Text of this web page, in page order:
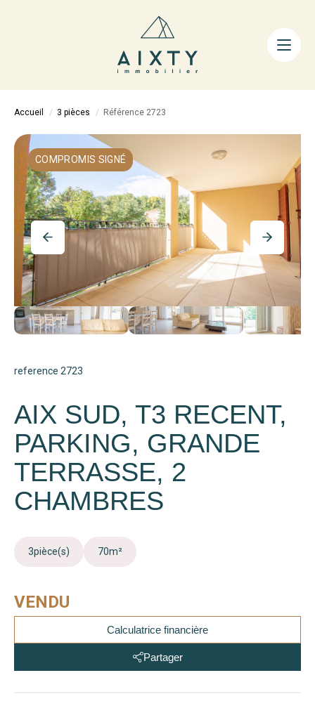
ACHETER
AIXTY & VOUS
Nos Agences
Nos Équipes
Nos Tarifs
Nos Biens Vendus
Notre City Guide
Accueil 3 pièces Référence 2723
COMPROMIS SIGNÉ
reference 2723
AIX SUD, T3 RECENT,
PARKING, GRANDE
TERRASSE, 2
CHAMBRES
3pièce(s) 70m²
VENDU
Calculatrice financière
Partager